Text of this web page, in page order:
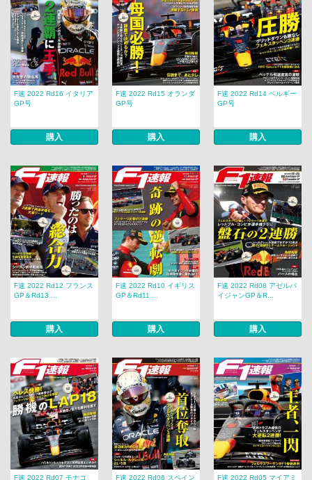
F速 2022 Rd16 イタリア
GP号
購入
F速 2022 Rd15 オランダ
GP号
購入
F速 2022 Rd14 ベルギー
GP号
購入
F速 2022 Rd12 フランス
GP＆Rd13 ...
購入
F速 2022 Rd10 イギリス
GP＆Rd11 ...
購入
F速 2022 Rd08 アゼルバ
イジャンGP＆R...
購入
F速 2022 Rd07 モナコ F速 2022 Rd06 スペイン F速 2022 Rd05 マイアミ